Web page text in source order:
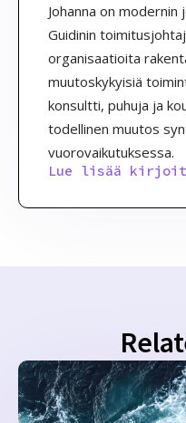
Johanna on
Guidinin
organisaatioita
muutoskykyisiä
konsultti, puhuja ja
todellinen muutos
vuorovaikutuksessa.
Lue lisää